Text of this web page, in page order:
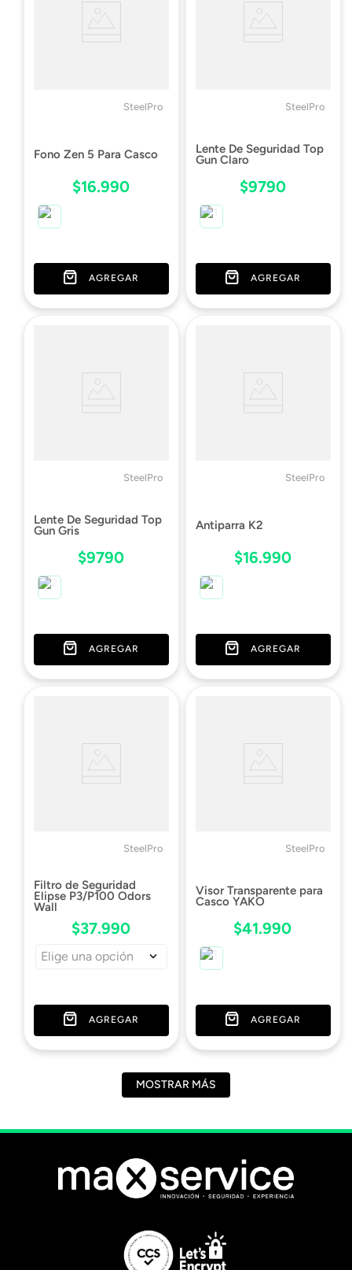
SteelPro
Fono Zen 5 Para Casco
$16.990
AGREGAR
SteelPro
Lente De Seguridad Top
Gun Claro
$9790
AGREGAR
SteelPro
Lente De Seguridad Top
Gun Gris
$9790
AGREGAR
SteelPro
Antiparra K2
$16.990
AGREGAR
SteelPro
Filtro de Seguridad
Elipse P3/P100 Odors
Wall
$37.990
Elige una opción
AGREGAR
SteelPro
Visor Transparente para
Casco YAKO
$41.990
AGREGAR
MOSTRAR MÁS